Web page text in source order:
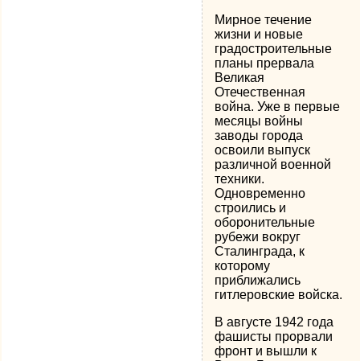
Мирное течение
жизни и новые
градостроительные
планы прервала
Великая
Отечественная
война. Уже в первые
месяцы войны
заводы города
освоили выпуск
различной военной
техники.
Одновременно
строились и
оборонительные
рубежи вокруг
Сталинграда, к
которому
приближались
гитлеровские войска.
В августе 1942 года
фашисты прорвали
фронт и вышли к